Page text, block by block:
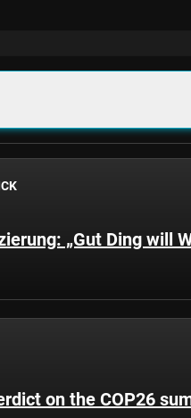
„Gut Ding will
on the COP26